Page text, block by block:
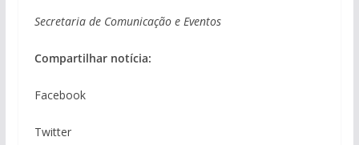
Secretaria de Comunicação e Eventos
Compartilhar notícia:
Facebook
Twitter